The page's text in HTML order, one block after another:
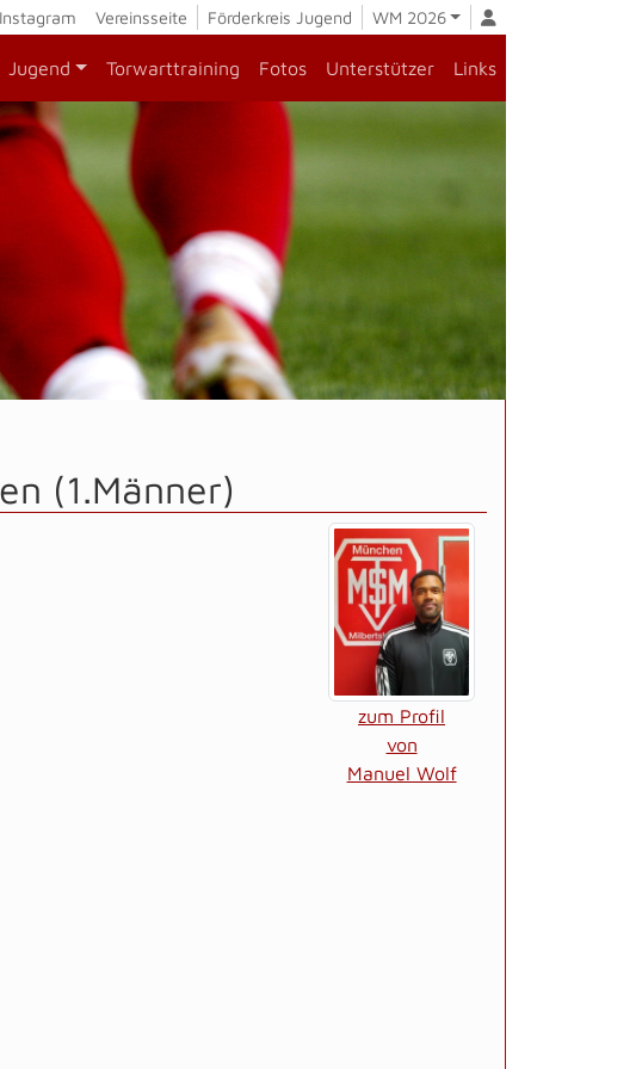
Instagram Vereinsseite Förderkreis Jugend WM 2026
Jugend Torwarttraining Fotos Unterstützer Links
(1.Männer)
zum Profil
von
Manuel Wolf